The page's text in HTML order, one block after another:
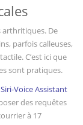
arthritiques. De
parfois calleuses,
C’est ici que
sont pratiques.
Voice Assistant
des requêtes
à 17